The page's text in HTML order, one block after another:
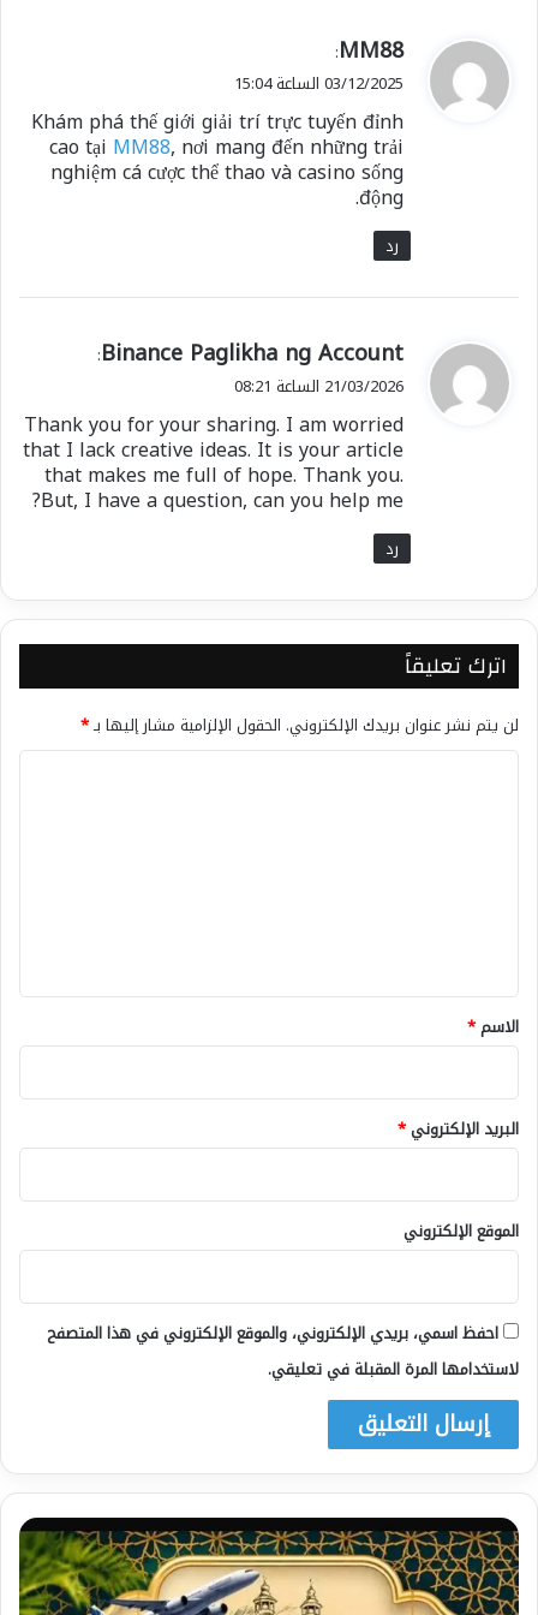
ي
ق
ل
MM88
:
03/12/2025 الساعة 15:04
Khám phá thế giới giải trí trực tuyến đỉnh
cao tại MM88, nơi mang đến những trải
nghiệm cá cược thể thao và casino sống
động.
رد
ي
ق
ل
Binance Paglikha ng Account
:
21/03/2026 الساعة 08:21
Thank you for your sharing. I am worried
that I lack creative ideas. It is your article
that makes me full of hope. Thank you.
But, I have a question, can you help me?
رد
اترك تعليقاً
لن يتم نشر عنوان بريدك الإلكتروني. الحقول الإلزامية مشار إليها بـ*
*
الاسم*
البريد الإلكتروني*
الموقع الإلكتروني
احفظ اسمي، بريدي الإلكتروني، والموقع الإلكتروني في هذا المتصفح
لاستخدامها المرة المقبلة في تعليقي.